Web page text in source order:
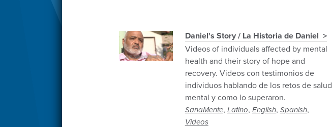
Daniel's Story / La Historia de Daniel
Videos of individuals affected by mental
health and their story of hope and
recovery. Videos con testimonios de
individuos hablando de los retos de salud
mental y como lo superaron.
SanaMente, Latino, English, Spanish,
Videos